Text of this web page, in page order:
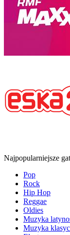
Najpopularniejsze
Pop
Rock
Hip Hop
Reggae
Oldies
Muzyka
Muzyka